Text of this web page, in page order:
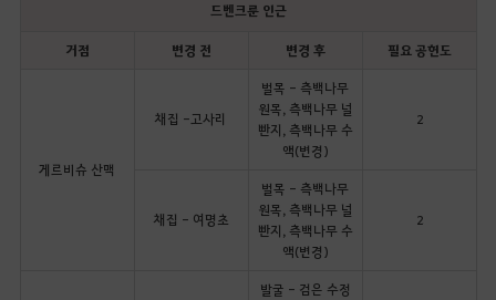
드벤크룬 인근
거점 변경 전 변경 후 필요 공헌도
게르비슈 산맥
채집 -고사리
벌목 - 측백나무
원목, 측백나무 널
빤지, 측백나무 수
액(변경)
2
채집 - 여명초
벌목 - 측백나무
원목, 측백나무 널
빤지, 측백나무 수
액(변경)
2
발굴 - 검은 수정